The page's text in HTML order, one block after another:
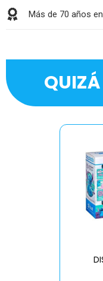
Más de 70 años
QUIZÁ